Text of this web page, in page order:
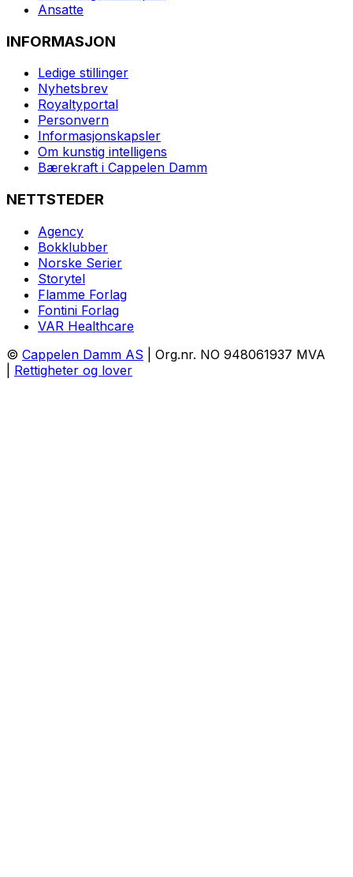
Ansatte
INFORMASJON
Ledige stillinger
Nyhetsbrev
Royaltyportal
Personvern
Informasjonskapsler
Om kunstig intelligens
Bærekraft i Cappelen Damm
NETTSTEDER
Agency
Bokklubber
Norske Serier
Storytel
Flamme Forlag
Fontini Forlag
VAR Healthcare
© Cappelen Damm AS | Org.nr. NO 948061937 MVA
Rettigheter og lover